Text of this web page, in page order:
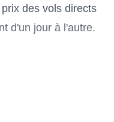
des vols directs
d'un jour à l'autre.